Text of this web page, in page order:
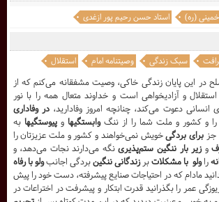
در این پایان زندگی خاکی، وصیت مشفقانه می‌کنم که از
و آزادیخواهی است و خداوند متعال همه را با نور
انسانی دعوت می‌کند، چنانچه امروز وفادارید،در وفاداری
و کشور و ملت شما را از ننگوابستگیها وپیوستگیها به
جز برای بردگیخویش نمی‌خواهند و کشور و ملت عزیزتان را
وزیر بار ننگین ستم‌پذیرینگه می‌دارند نجات می‌دهد، و
راولو با مشکلاتبرزندگانی ننگینبردگی اجانبولو با رفاه
مادام که در احتیاجات صنایع پیشرفته، دست خود را پیش
عمر را بگذرانید قدرت ابتکار و پیشرفت در اختراعات در
سبک زندگی وصیتنامه امام استقلال
خمینی (ره) استاد حسن رحیم پور ازغدی